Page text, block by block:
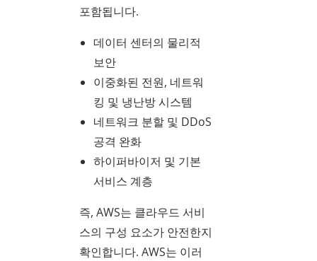
포함됩니다.
데이터 센터의 물리적
보안
이중화된 전원, 네트워
킹 및 냉난방 시스템
네트워크 분할 및 DDoS
공격 완화
하이퍼바이저 및 기본
서비스 계층
즉, AWS는 클라우드 서비
스의 구성 요소가 안전한지
확인합니다. AWS는 이러